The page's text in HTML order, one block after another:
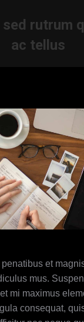
rutrum
ac tellus
et
mus.
mi maximus
consequat,